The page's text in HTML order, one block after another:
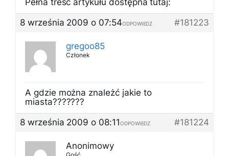
Pełna treść artykułu dostępna tutaj:
8 września 2009 o 07:54
#181223
ODPOWIEDZ
gregoo85
Członek
A gdzie można znależć jakie to
miasta???????
8 września 2009 o 08:11
#181224
ODPOWIEDZ
Anonimowy